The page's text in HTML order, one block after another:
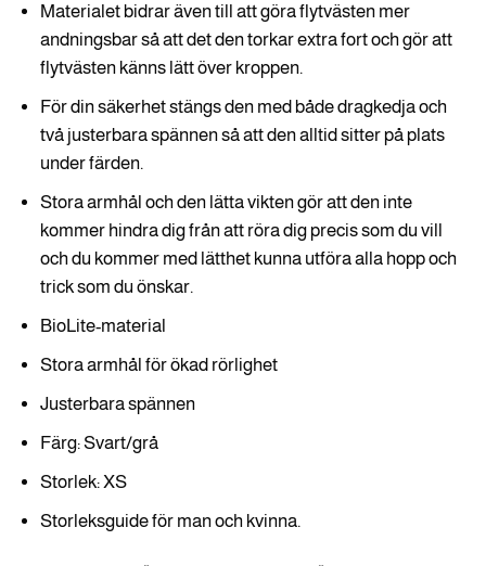
Materialet bidrar även till att göra flytvästen mer
andningsbar så att det den torkar extra fort och gör att
flytvästen känns lätt över kroppen.
För din säkerhet stängs den med både dragkedja och
två justerbara spännen så att den alltid sitter på plats
under färden.
Stora armhål och den lätta vikten gör att den inte
kommer hindra dig från att röra dig precis som du vill
och du kommer med lätthet kunna utföra alla hopp och
trick som du önskar.
BioLite-material
Stora armhål för ökad rörlighet
Justerbara spännen
Färg: Svart/grå
Storlek: XS
Storleksguide för man och kvinna.